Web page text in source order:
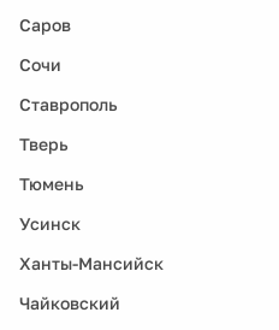
Саров
Сочи
Ставрополь
Тверь
Тюмень
Усинск
Ханты-Мансийск
Чайковский